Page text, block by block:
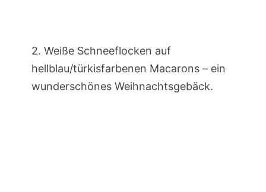
2. Weiße Schneeflocken auf
hellblau/türkisfarbenen Macarons – ein
wunderschönes Weihnachtsgebäck.